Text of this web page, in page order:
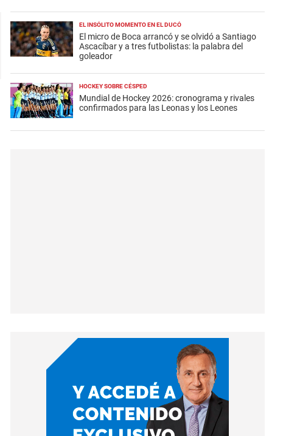
EL INSÓLITO MOMENTO EN EL DUCÓ
El micro de Boca arrancó y se olvidó a Santiago
Ascacíbar y a tres futbolistas: la palabra del
goleador
HOCKEY SOBRE CÉSPED
Mundial de Hockey 2026: cronograma y rivales
confirmados para las Leonas y los Leones